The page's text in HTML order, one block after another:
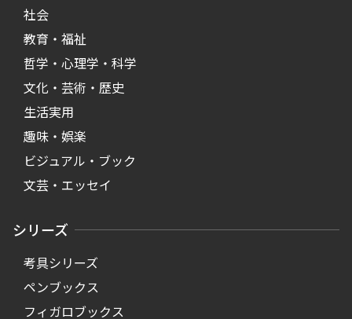
社会
教育・福祉
哲学・心理学・科学
文化・芸術・歴史
生活実用
趣味・娯楽
ビジュアル・ブック
文芸・エッセイ
シリーズ
考具シリーズ
ペンブックス
フィガロブックス